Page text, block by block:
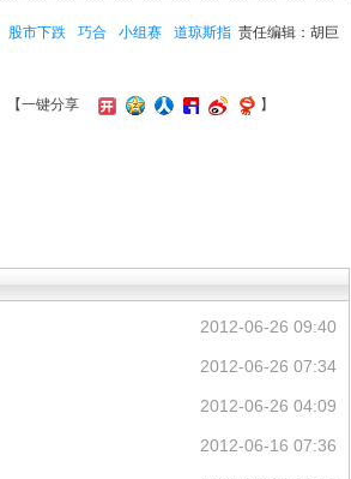
责任编辑：胡巨
股市下跌 巧合 小组赛
道琼斯指
【一键分享 】
2012-06-26 09:40
2012-06-26 07:34
2012-06-26 04:09
2012-06-16 07:36